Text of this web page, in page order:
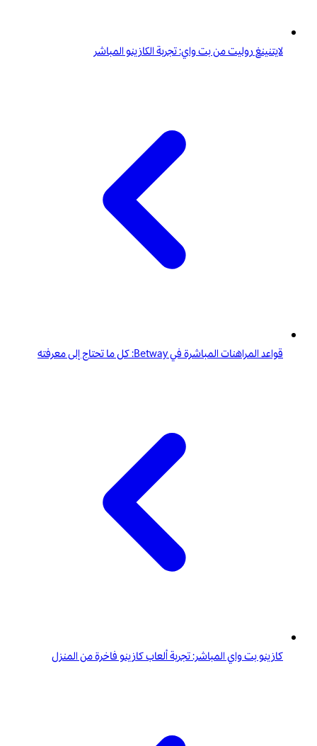
لايتنينغ روليت من بت واي: تجربة الكازينو المباشر
قواعد المراهنات المباشرة في Betway: كل ما تحتاج إلى معرفته
كازينو بت واي المباشر: تجربة ألعاب كازينو فاخرة من المنزل